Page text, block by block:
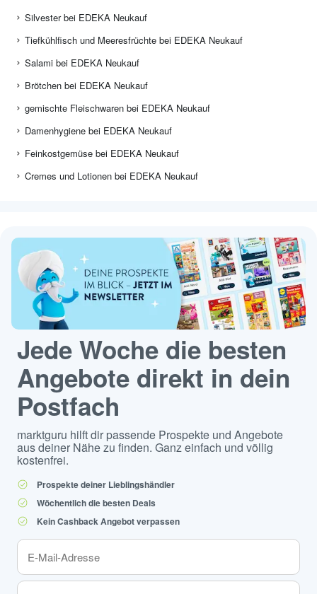
Silvester bei EDEKA Neukauf
Tiefkühlfisch und Meeresfrüchte bei EDEKA Neukauf
Salami bei EDEKA Neukauf
Brötchen bei EDEKA Neukauf
gemischte Fleischwaren bei EDEKA Neukauf
Damenhygiene bei EDEKA Neukauf
Feinkostgemüse bei EDEKA Neukauf
Cremes und Lotionen bei EDEKA Neukauf
Jede Woche die besten
Angebote direkt in dein
Postfach
marktguru hilft dir passende Prospekte und Angebote
aus deiner Nähe zu finden. Ganz einfach und völlig
kostenfrei.
Prospekte deiner Lieblingshändler
Wöchentlich die besten Deals
Kein Cashback Angebot verpassen